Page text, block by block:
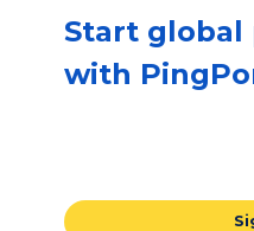
Start global
with